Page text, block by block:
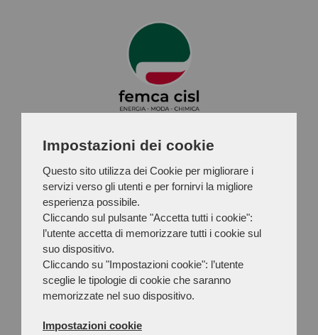
Impostazioni dei cookie
Questo sito utilizza dei Cookie per migliorare i
servizi verso gli utenti e per fornirvi la migliore
esperienza possibile.
Cliccando sul pulsante "Accetta tutti i cookie":
l’utente accetta di memorizzare tutti i cookie sul
suo dispositivo.
Cliccando su "Impostazioni cookie": l’utente
sceglie le tipologie di cookie che saranno
memorizzate nel suo dispositivo.
Impostazioni cookie
FEMCA CISL
lavoratrici e i lavoratori dei settori Energia,
Moda, Chimica e Affini, affiliata alla CISL.
FEMCA CISL NAZIONALE
Viale Castro Pretorio, 116, 00185, Roma
(RM)
C.F. 97232950580